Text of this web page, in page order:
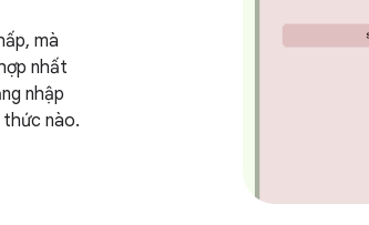
mà
nhất
nhập
thức nào.